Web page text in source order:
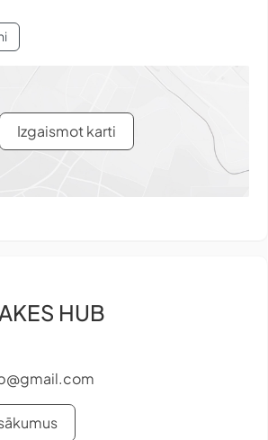
Izgaismot karti
HUB